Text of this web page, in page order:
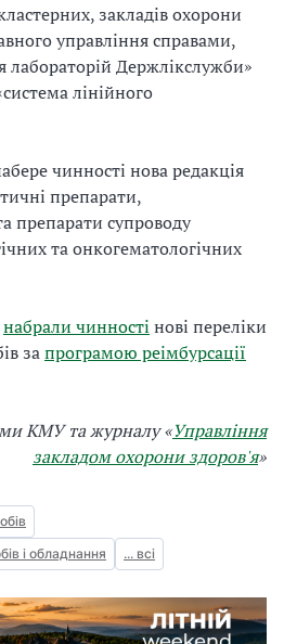
закладів охорони
управління справами,
Держлікслужби»
лінійного
чинності нова редакція
препарати,
препарати супроводу
та онкогематологічних
набрали чинності нові переліки
запрограмою реімбурсації
КМУ та журналу «Управління
закладом охорони здоров'я»
і обладнання
... всі